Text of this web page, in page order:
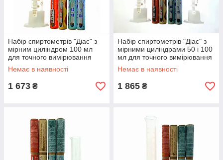
Набір спиртометрів "Діас" з
мірним циліндром 100 мл
для точного вимірювання
міцності дистилятів, скло.
Немає в наявності
1 673 ₴
Набір спиртометрів "Діас" з
мірними циліндрами 50 і 100
мл для точного вимірювання
міцності дистилятів зі скла
Немає в наявності
1 865 ₴